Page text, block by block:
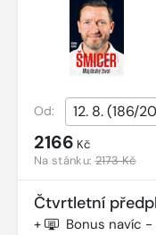
Od:
2166 Kč
Na stánku:2173 Kč
Čtvrtletní
+ Bonus navíc